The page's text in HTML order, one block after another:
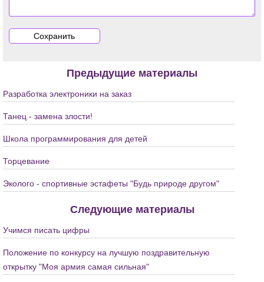
Предыдущие материалы
Разработка электроники на заказ
Танец - замена злости!
Школа программирования для детей
Торцевание
Эколого - спортивные эстафеты "Будь природе другом"
Следующие материалы
Учимся писать цифры
Положение по конкурсу на лучшую поздравительную
открытку "Моя армия самая сильная"